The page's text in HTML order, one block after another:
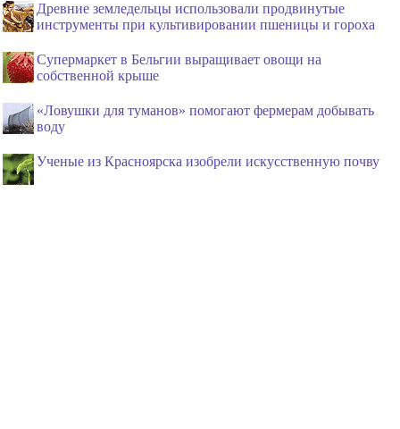
Древние земледельцы использовали продвинутые
инструменты при культивировании пшеницы и гороха
Супермаркет в Бельгии выращивает овощи на
собственной крыше
«Ловушки для туманов» помогают фермерам добывать
воду
Ученые из Красноярска изобрели искусственную почву